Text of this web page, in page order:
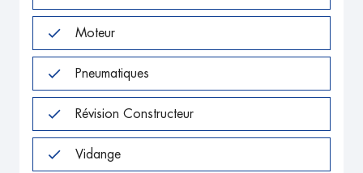
Moteur
Pneumatiques
Révision Constructeur
Vidange